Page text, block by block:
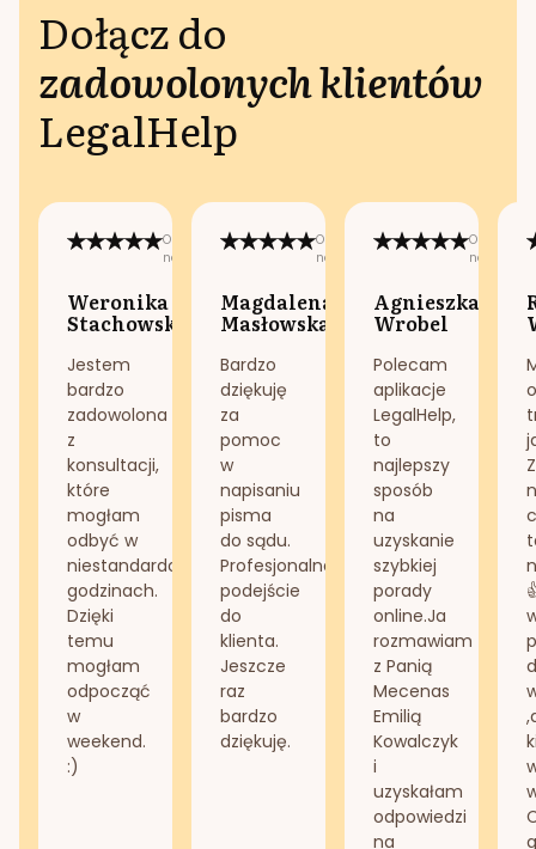
Dołącz do
zadowolonych klientów
LegalHelp
Opublikowano
na:
Weronika
Stachowska
Jestem
bardzo
zadowolona
z
konsultacji,
które
mogłam
odbyć w
niestandardowych
godzinach.
Dzięki
temu
mogłam
odpocząć
w
weekend.
:)
Opublikowano
na:
Magdalena
Masłowska
Bardzo
dziękuję
za
pomoc
w
napisaniu
pisma
do sądu.
Profesjonalne
podejście
do
klienta.
Jeszcze
raz
bardzo
dziękuję.
na:
Agnieszka
Wrobel
Polecam
aplikacje
LegalHelp,
to
najlepszy
sposób
na
uzyskanie
szybkiej
porady
online.Ja
rozmawiam
z Panią
Mecenas
Emilią
Kowalczyk
i
uzyskałam
odpowiedzi
na